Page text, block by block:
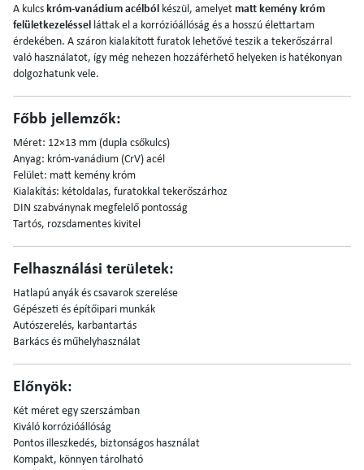
A kulcs króm-vanádium acélból készül, amelyet matt kemény króm
felületkezeléssel
láttak el a korrózióállóság és a hosszú élettartam
érdekében. A száron kialakított furatok lehetővé teszik a tekerőszárral
való használatot, így még nehezen hozzáférhető helyeken is hatékonyan
dolgozhatunk vele.
Főbb jellemzők:
Méret: 12×13 mm (dupla csőkulcs)
Anyag: króm-vanádium (CrV) acél
Felület: matt kemény króm
Kialakítás: kétoldalas, furatokkal tekerőszárhoz
DIN szabványnak megfelelő pontosság
Tartós, rozsdamentes kivitel
Felhasználási területek:
Hatlapú anyák és csavarok szerelése
Gépészeti és építőipari munkák
Autószerelés, karbantartás
Barkács és műhelyhasználat
Előnyök:
Két méret egy szerszámban
Kiváló korrózióállóság
Pontos illeszkedés, biztonságos használat
Kompakt, könnyen tárolható